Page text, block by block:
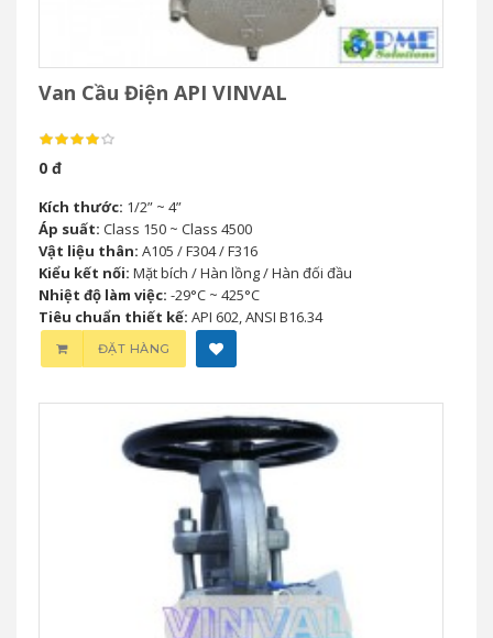
Van Cầu Điện API VINVAL
0 đ
Kích thước: 1/2” ~ 4”
Áp suất: Class 150 ~ Class 4500
Vật liệu thân: A105 / F304 / F316
Kiểu kết nối: Mặt bích / Hàn lồng / Hàn đối đầu
Nhiệt độ làm việc: -29°C ~ 425°C
Tiêu chuẩn thiết kế: API 602, ANSI B16.34
ĐẶT HÀNG